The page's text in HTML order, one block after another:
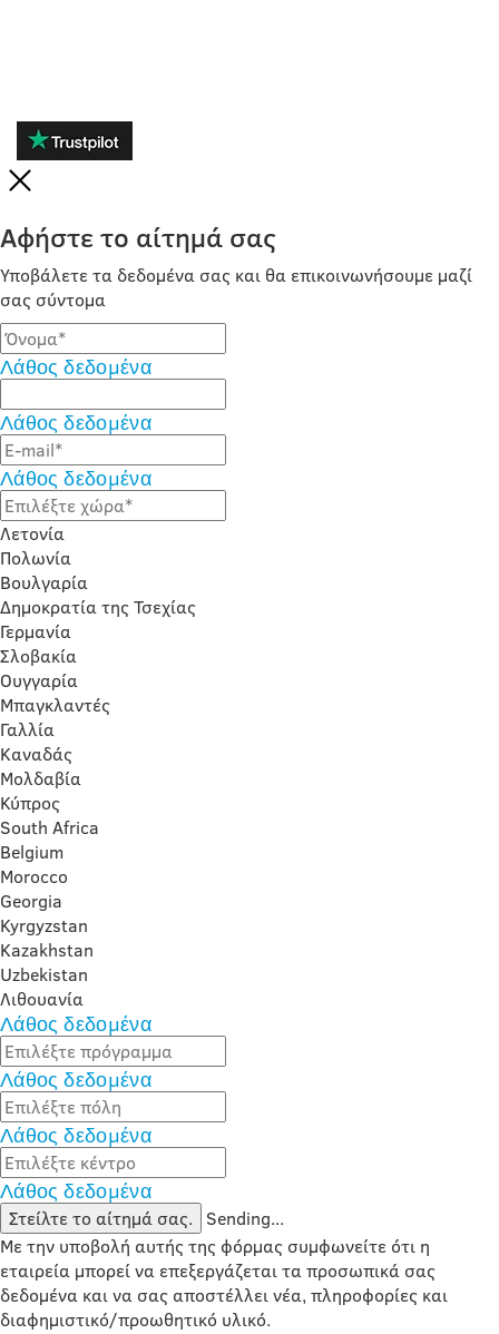
Αφήστε το αίτημά σας
Υποβάλετε τα δεδομένα σας και θα επικοινωνήσουμε μαζί
σας σύντομα
Λάθος δεδομένα
Λάθος δεδομένα
Λάθος δεδομένα
Λετονία
Πολωνία
Βουλγαρία
Δημοκρατία της Τσεχίας
Γερμανία
Σλοβακία
Ουγγαρία
Μπαγκλαντές
Γαλλία
Καναδάς
Μολδαβία
Κύπρος
South Africa
Belgium
Morocco
Georgia
Kyrgyzstan
Kazakhstan
Uzbekistan
Λιθουανία
Λάθος δεδομένα
Λάθος δεδομένα
Λάθος δεδομένα
Λάθος δεδομένα
Στείλτε το αίτημά σας.
Sending...
Με την υποβολή αυτής της φόρμας συμφωνείτε ότι η
εταιρεία μπορεί να επεξεργάζεται τα προσωπικά σας
δεδομένα και να σας αποστέλλει νέα, πληροφορίες και
διαφημιστικό/προωθητικό υλικό.